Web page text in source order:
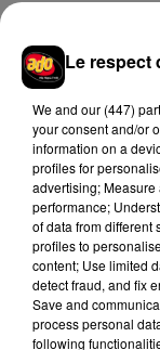
Cet élément
dépôt de
souhaitez
en
Toujours en
Le respect
We and our (447)
your consent and/or
information on a
profiles for
advertising;
performance;
of data from different
profiles to
content; Use limited
detect fraud, and fix
Save and
process personal
following